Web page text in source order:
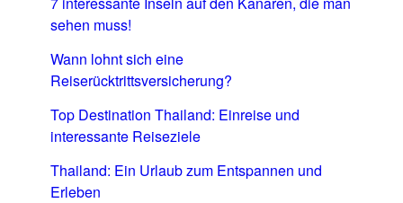
sehen muss!
Wann lohnt sich eine
Reiserücktrittsversicherung?
Top Destination Thailand: Einreise und
interessante Reiseziele
Thailand: Ein Urlaub zum Entspannen und
Erleben